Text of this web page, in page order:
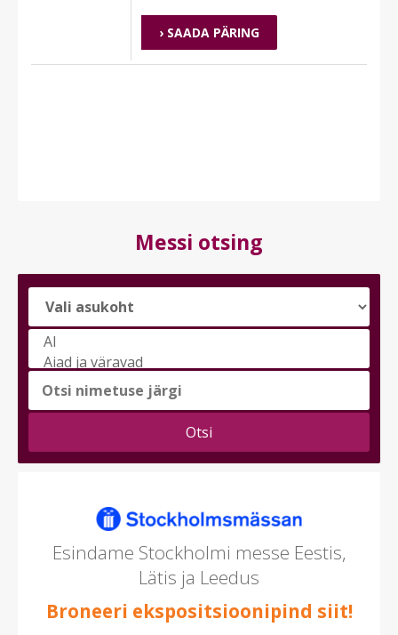
› SAADA PÄRING
Messi otsing
Vali
messi
teema
valida
Esindame Stockholmi messe Eestis,
Lätis ja Leedus
Broneeri ekspositsioonipind siit!